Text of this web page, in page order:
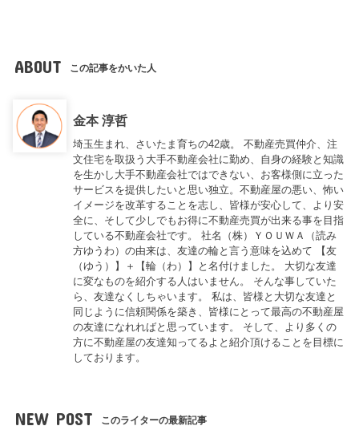
ABOUT この記事をかいた人
金本 淳哲
埼玉生まれ、さいたま育ちの42歳。 不動産売買仲介、注
文住宅を取扱う大手不動産会社に勤め、自身の経験と知識
を生かし大手不動産会社ではできない、お客様側に立った
サービスを提供したいと思い独立。不動産屋の悪い、怖い
イメージを改革することを志し、皆様が安心して、より安
全に、そして少しでもお得に不動産売買が出来る事を目指
している不動産会社です。 社名（株）ＹＯＵＷＡ（読み
方ゆうわ）の由来は、友達の輪と言う意味を込めて 【友
（ゆう）】＋【輪（わ）】と名付けました。 大切な友達
に変なものを紹介する人はいません。 そんな事していた
ら、友達なくしちゃいます。 私は、皆様と大切な友達と
同じように信頼関係を築き、皆様にとって最高の不動産屋
の友達になれればと思っています。 そして、より多くの
方に不動産屋の友達知ってるよと紹介頂けることを目標に
しております。
NEW POST このライターの最新記事